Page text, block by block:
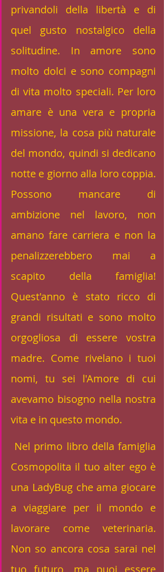
privandoli della libertà e di
quel gusto nostalgico della
solitudine. In amore sono
molto dolci e sono compagni
di vita molto speciali. Per loro
amare è una vera e propria
missione, la cosa più naturale
del mondo, quindi si dedicano
notte e giorno alla loro coppia.
Possono mancare di
ambizione nel lavoro, non
amano fare carriera e non la
penalizzerebbero mai a
scapito della famiglia!
Quest'anno è stato ricco di
grandi risultati e sono molto
orgogliosa di essere vostra
madre. Come rivelano i tuoi
nomi, tu sei l'Amore di cui
avevamo bisogno nella nostra
vita e in questo mondo.
Cosmopolita il tuo alter ego è
una LadyBug che ama giocare
a viaggiare per il mondo e
lavorare come veterinaria.
Non so ancora cosa sarai nel
tuo futuro, ma puoi essere